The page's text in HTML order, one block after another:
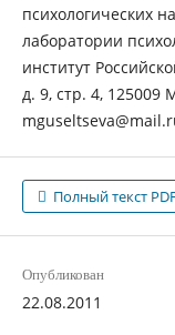
психологических
лаборатории
институт
д. 9, стр. 4, 125009
Полный текст
Опубликован
22.08.2011